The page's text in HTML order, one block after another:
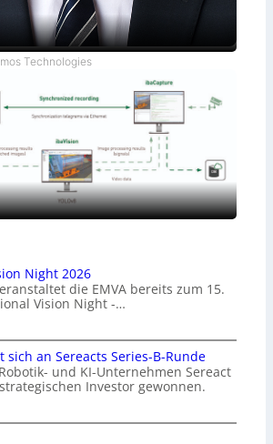
Technologies
Night 2026
die EMVA bereits zum 15.
Vision Night -…
an Sereacts Series-B-Runde
und KI-Unternehmen Sereact
Investor gewonnen.